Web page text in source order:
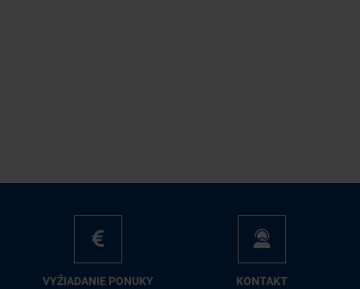
VY­ŽIA­DA­NIE PO­NU­KY KON­TAKT